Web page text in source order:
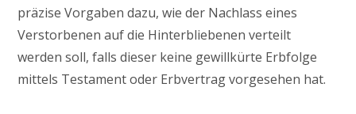
präzise Vorgaben dazu, wie der Nachlass eines
Verstorbenen auf die Hinterbliebenen verteilt
werden soll, falls dieser keine gewillkürte Erbfolge
mittels Testament oder Erbvertrag vorgesehen hat.